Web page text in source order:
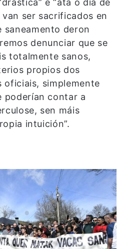
e “ata o día de
ser sacrificados en
saneamento deron
denunciar que se
totalmente sanos,
propios dos
oficiais, simplemente
poderían contar a
sen máis
intuición”.